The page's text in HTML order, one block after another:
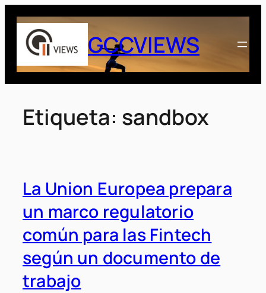
Saltar
contenido
GCCVIEWS
Etiqueta: sandbox
La Union Europea prepara
un marco regulatorio
común para las Fintech
según un documento de
trabajo